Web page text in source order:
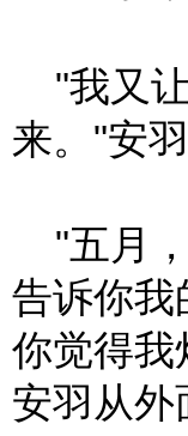
"我又让
来。"安
"五月，
告诉你我
你觉得我
安羽从外